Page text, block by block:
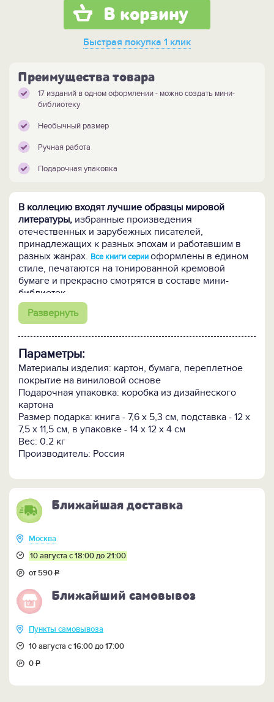
В корзину
Быстрая покупка 1 клик
Преимущества товара
17 изданий в одном оформлении - можно создать мини-
библиотеку
Необычный размер
Ручная работа
Подарочная упаковка
В коллецию входят лучшие образцы мировой
литературы, избранные произведения
отечественных и зарубежных писателей,
принадлежащих к разных эпохам и работавшим в
разных жанрах. Все книги серииоформлены в едином
стиле, печатаются на тонированной кремовой
бумаге и прекрасно смотрятся в составе мини-
библиотек.
Коллекционируя выходящие книги серии и
объединившего в себе форму и содержание -
качество печати и переплета, в сочетании с
образцами мирового поэтического и прозаического
слова.
ПОСМОТРИТЕ всю коллекцию мини-книг и мини-
библиотек >>
Развернуть
Параметры:
Материалы изделия: картон, бумага, переплетное
покрытие на виниловой основе
Подарочная упаковка: коробка из дизайнеского
картона
Размер подарка: книга - 7,6 х 5,3 см, подставка - 12 х
7,5 х 11,5 см, в упаковке - 14 х 12 х 4 см
Вес: 0.2 кг
Производитель: Россия
Ближайшая доставка
Москва
10 августа с 18:00 до 21:00
от 590Р
Ближайший самовывоз
Пункты самовывоза
10 августа с 16:00 до 17:00
0Р